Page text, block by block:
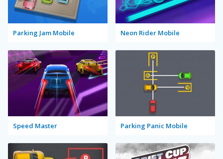
Parking Jam Mobile Neon Rider Mobile
Speed Master Parking Panic Mobile